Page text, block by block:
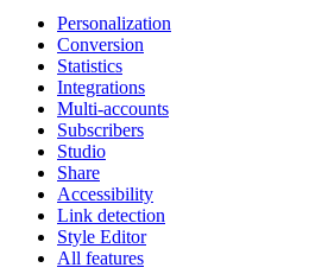
Personalization
Conversion
Statistics
Integrations
Multi-accounts
Subscribers
Studio
Share
Accessibility
Link detection
Style Editor
All features